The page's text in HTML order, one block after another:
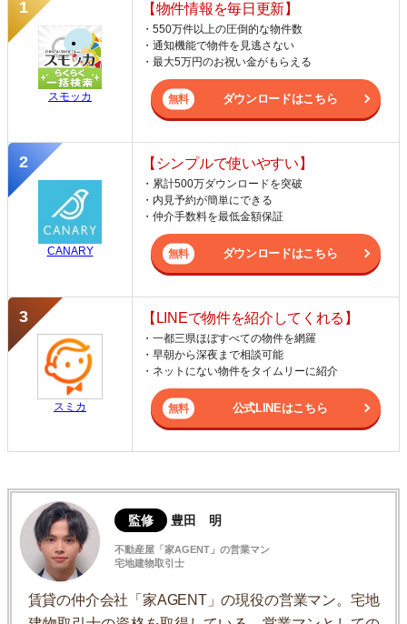
スモッカ
【物件情報を毎日更新】
・550万件以上の圧倒的な物件数
・通知機能で物件を見逃さない
・最大5万円のお祝い金がもらえる
ダウンロードはこちら
CANARY
【シンプルで使いやすい】
・累計500万ダウンロードを突破
・内見予約が簡単にできる
・仲介手数料を最低金額保証
ダウンロードはこちら
スミカ
【LINEで物件を紹介してくれる】
・一都三県ほぼすべての物件を網羅
・早朝から深夜まで相談可能
・ネットにない物件をタイムリーに紹介
公式LINEはこちら
監修 豊田 明
不動産屋「家AGENT」の営業マン
宅地建物取引士
賃貸の仲介会社「家AGENT」の現役の営業マン。宅地